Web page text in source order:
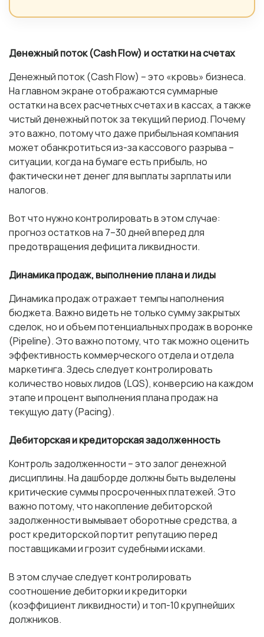
Денежный поток (Cash Flow) и остатки на счетах
Денежный поток (Cash Flow) – это «кровь» бизнеса.
На главном экране отображаются суммарные
остатки на всех расчетных счетах и ​​в кассах, а также
чистый денежный поток за текущий период. Почему
это важно, потому что даже прибыльная компания
может обанкротиться из-за кассового разрыва –
ситуации, когда на бумаге есть прибыль, но
фактически нет денег для выплаты зарплаты или
налогов.
Вот что нужно контролировать в этом случае:
прогноз остатков на 7–30 дней вперед для
предотвращения дефицита ликвидности.
Динамика продаж, выполнение плана и лиды
Динамика продаж отражает темпы наполнения
бюджета. Важно видеть не только сумму закрытых
сделок, но и объем потенциальных продаж в воронке
(Pipeline). Это важно потому, что так можно оценить
эффективность коммерческого отдела и отдела
маркетинга. Здесь следует контролировать
количество новых лидов (LQS), конверсию на каждом
этапе и процент выполнения плана продаж на
текущую дату (Pacing).
Дебиторская и кредиторская задолженность
Контроль задолженности – это залог денежной
дисциплины. На дашборде должны быть выделены
критические суммы просроченных платежей. Это
важно потому, что накопление дебиторской
задолженности вымывает оборотные средства, а
рост кредиторской портит репутацию перед
поставщиками и грозит судебными исками.
В этом случае следует контролировать
соотношение дебиторки и кредиторки
(коэффициент ликвидности) и топ-10 крупнейших
должников.